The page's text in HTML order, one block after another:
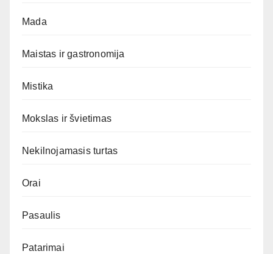
Mada
Maistas ir gastronomija
Mistika
Mokslas ir švietimas
Nekilnojamasis turtas
Orai
Pasaulis
Patarimai